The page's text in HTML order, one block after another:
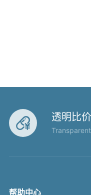
 透明比
帮助中心